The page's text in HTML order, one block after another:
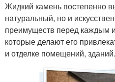
Жидкий камень постепенно
натуральный, но и
преимуществ перед каждым
которые делают его
и отделке помещений, зданий.